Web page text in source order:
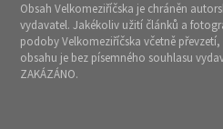
Obsah Velkomeziříčska je chráněn
vydavatel. Jakékoliv užití článků a
podoby Velkomeziříčska včetně
obsahu je bez písemného souhlasu
ZAKÁZÁNO.